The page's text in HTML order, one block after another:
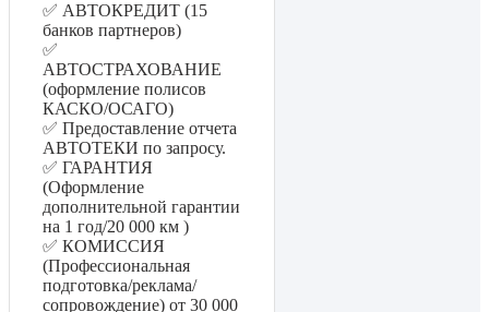
✅ АВТОКРЕДИТ (15
банков партнеров)
✅
АВТОСТРАХОВАНИЕ
(оформление полисов
КАСКО/ОСАГО)
✅ Предоставление отчета
АВТОТЕКИ по запросу.
✅ ГАРАНТИЯ
(Оформление
дополнительной гарантии
на 1 год/20 000 км )
✅ КОМИССИЯ
(Профессиональная
подготовка/реклама/
сопровождение) от 30 000